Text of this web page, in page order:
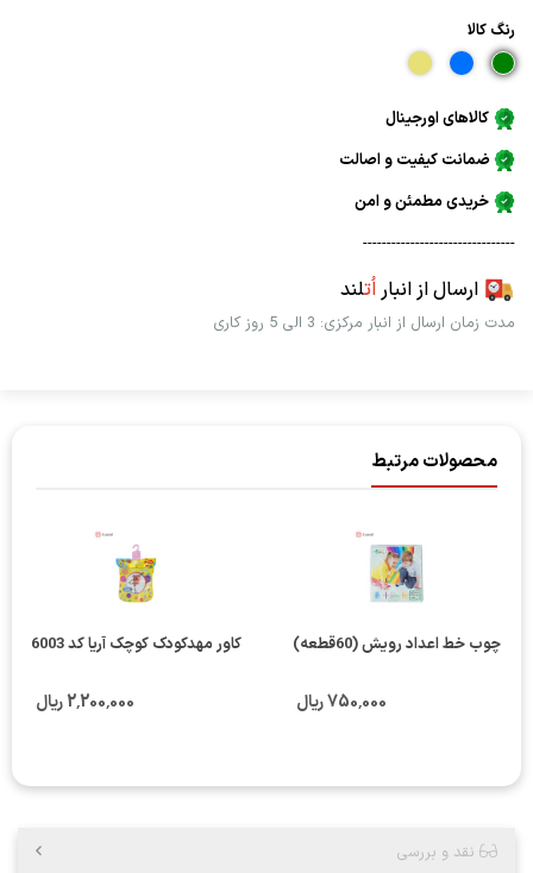
رنگ كالا
کالاهای اورجینال
ضمانت کیفیت و اصالت
خریدی مطمئن و امن
--------------------------------
ارسال از انباراُتلند
مدت زمان ارسال از انبار مرکزی: 3 الی 5 روز کاری
محصولات مرتبط
چوب خط اعداد رویش (60قطعه)
750٬000 ریال
کاور مهدکودک کوچک آریا کد 6003
2٬200٬000 ریال
نقد و بررسی